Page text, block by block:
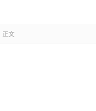
正文